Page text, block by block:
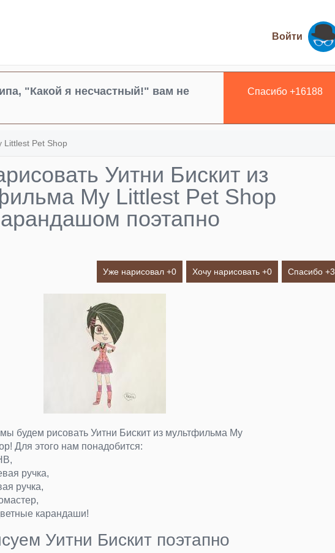
Войти
"Какой я несчастный!" вам не
Спасибо +16188
Littlest Pet Shop
Уитни Бискит из
My Littlest Pet Shop
поэтапно
Уже нарисовал +0 Хочу нарисовать +0 Спасибо +3
будем рисовать Уитни Бискит из мультфильма My
Для этого нам понадобится:
ручка,
ручка,
карандаши!
Уитни Бискит поэтапно